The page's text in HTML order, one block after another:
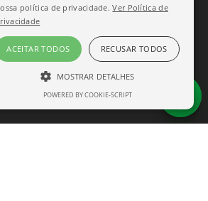
essa newsletter, li e concordo
Privacidade
política de privacidade.Ver Política de
ACEITAR TODOS RECUSAR TODOS
MOSTRAR DETALHES
ESTRITAMENTE NECESSÁRIO
POWERED BY COOKIE-SCRIPT